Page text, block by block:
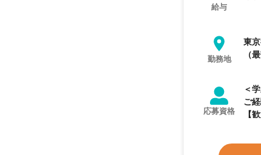
給与
勤務地
東
（
応募資格
＜学歴＞ 不問 ＜業務経験＞
ご